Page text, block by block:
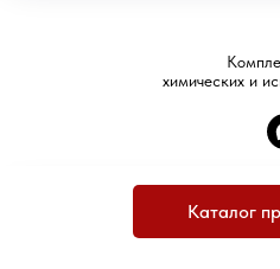
химических и
Каталог